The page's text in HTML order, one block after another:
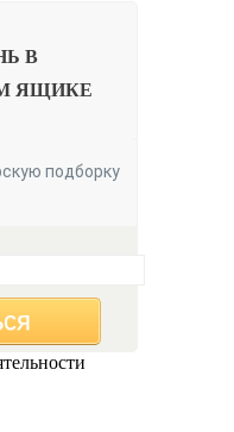
В
ЯЩИКЕ
подборку